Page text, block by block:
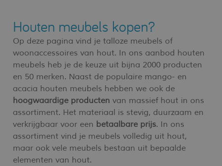
Houten meubels kopen?
Op deze pagina vind je talloze meubels of
woonaccessoires van hout. In ons aanbod houten
meubels heb je de keuze uit bijna 2000 producten
en 50 merken. Naast de populaire mango- en
acacia houten meubels hebben we ook de
hoogwaardige producten van massief hout in ons
assortiment. Het materiaal is stevig, duurzaam en
verkrijgbaar voor een betaalbare prijs. In ons
assortiment vind je meubels volledig uit hout,
maar ook vele meubels bestaan uit bepaalde
elementen van hout.